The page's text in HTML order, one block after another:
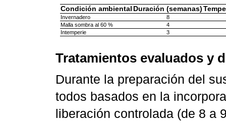
Condición ambiental Duración (semanas)
Invernadero
8
Malla sombra al 60 %
4
Intemperie
3
Tratamientos evaluados y
Durante la preparación del
todos basados en la
liberación controlada (de 8 a